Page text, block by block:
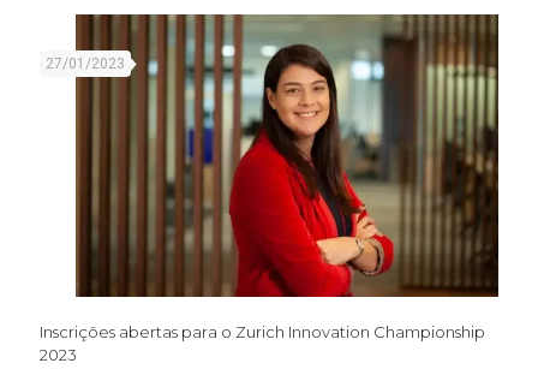
27/01/2023
Inscrições abertas para o Zurich Innovation Championship
2023